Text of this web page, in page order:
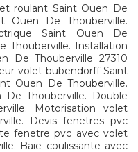
roulant Saint Ouen De
Ouen De Thouberville.
Saint Ouen De
Thouberville. Installation
De Thouberville 27310
volet bubendorff Saint
Ouen De Thouberville.
Thouberville. Double
Motorisation volet
Devis fenetres pvc
fenetre pvc avec volet
Baie coulissante avec